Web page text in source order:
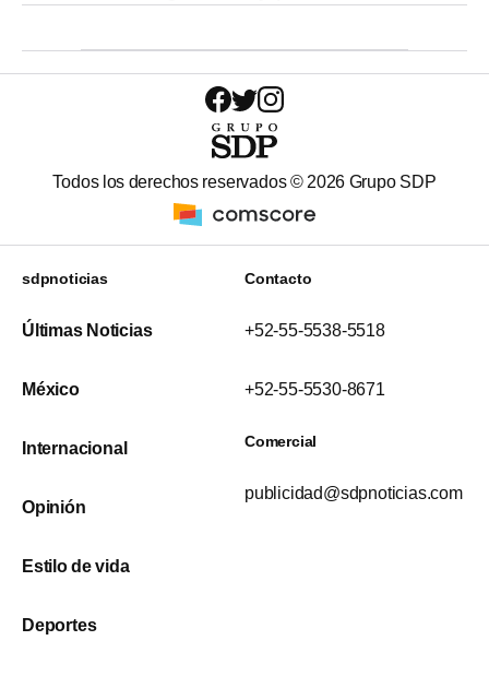
Todos los derechos reservados © 2026 Grupo SDP
sdpnoticias
Últimas Noticias
México
Internacional
Opinión
Estilo de vida
Deportes
Contacto
+52-55-5538-5518
+52-55-5530-8671
Comercial
publicidad@sdpnoticias.com